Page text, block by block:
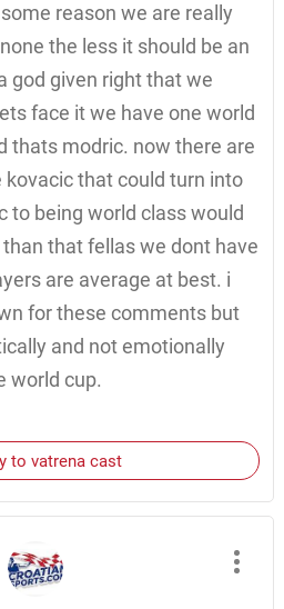
reason we are really
the less it should be an
god given right that we
face it we have one world
thats modric. now there are
kovacic that could turn into
to being world class would
that fellas we dont have
are average at best. i
for these comments but
and not emotionally
world cup.
to vatrena cast